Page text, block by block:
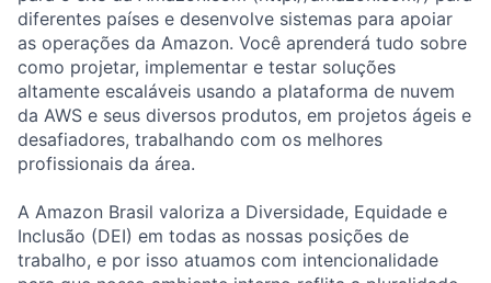
diferentes países e desenvolve sistemas para apoiar
as operações da Amazon. Você aprenderá tudo sobre
como projetar, implementar e testar soluções
altamente escaláveis usando a plataforma de nuvem
da AWS e seus diversos produtos, em projetos ágeis e
desafiadores, trabalhando com os melhores
profissionais da área.
A Amazon Brasil valoriza a Diversidade, Equidade e
Inclusão (DEI) em todas as nossas posições de
trabalho, e por isso atuamos com intencionalidade